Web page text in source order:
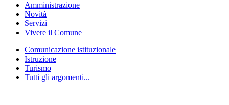
Amministrazione
Novità
Servizi
Vivere il Comune
Comunicazione istituzionale
Istruzione
Turismo
Tutti gli argomenti...